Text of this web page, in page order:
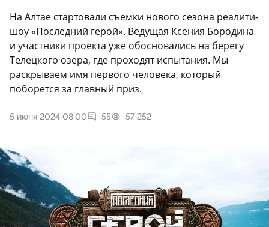
На Алтае стартовали съемки нового сезона реалити-
шоу «Последний герой». Ведущая Ксения Бородина
и участники проекта уже обосновались на берегу
Телецкого озера, где проходят испытания. Мы
раскрываем имя первого человека, который
поборется за главный приз.
5 июня 2024 08:00 55 57 252